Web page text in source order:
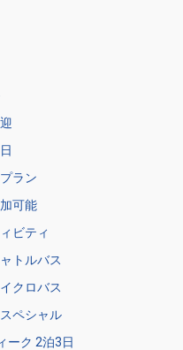
ラン
可能
ビティ
トルバス
クロバス
ペシャル
ーク 2泊3日